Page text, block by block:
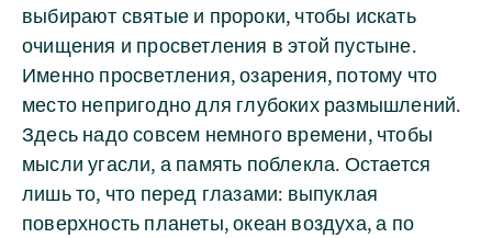
выбирают святые и пророки, чтобы искать
очищения и просветления в этой пустыне.
Именно просветления, озарения, потому что
место непригодно для глубоких размышлений.
Здесь надо совсем немного времени, чтобы
мысли угасли, а память поблекла. Остается
лишь то, что перед глазами: выпуклая
поверхность планеты, океан воздуха, а по